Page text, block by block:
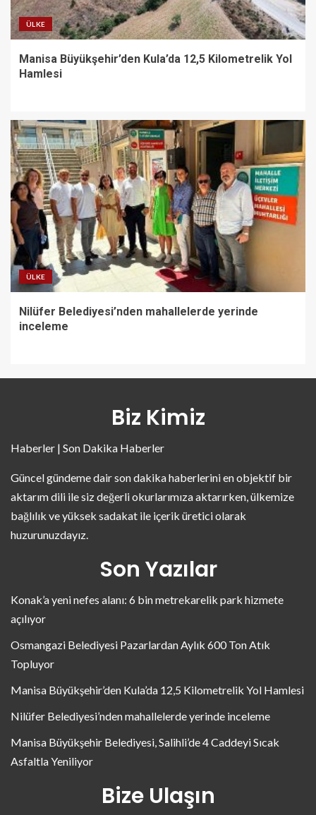
ÜLKE
Manisa Büyükşehir’den Kula’da 12,5 Kilometrelik Yol
Hamlesi
ÜLKE
Nilüfer Belediyesi’nden mahallelerde yerinde
inceleme
Biz Kimiz
Haberler | Son Dakika Haberler
Güncel gündeme dair son dakika haberlerini en objektif bir
aktarım dili ile siz değerli okurlarımıza aktarırken, ülkemize
bağlılık ve yüksek sadakat ile içerik üretici olarak
huzurunuzdayız.
Son Yazılar
Konak’a yeni nefes alanı: 6 bin metrekarelik park hizmete
açılıyor
Osmangazi Belediyesi Pazarlardan Aylık 600 Ton Atık
Topluyor
Manisa Büyükşehir’den Kula’da 12,5 Kilometrelik Yol Hamlesi
Nilüfer Belediyesi’nden mahallelerde yerinde inceleme
Manisa Büyükşehir Belediyesi, Salihli’de 4 Caddeyi Sıcak
Asfaltla Yeniliyor
Bize Ulaşın